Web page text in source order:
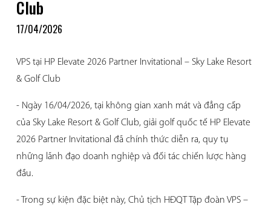
Club
17/04/2026
VPS tại HP Elevate 2026 Partner Invitational – Sky Lake Resort
& Golf Club
- Ngày 16/04/2026, tại không gian xanh mát và đẳng cấp
của Sky Lake Resort & Golf Club, giải golf quốc tế HP Elevate
2026 Partner Invitational đã chính thức diễn ra, quy tụ
những lãnh đạo doanh nghiệp và đối tác chiến lược hàng
đầu.
- Trong sự kiện đặc biệt này, Chủ tịch HĐQT Tập đoàn VPS –